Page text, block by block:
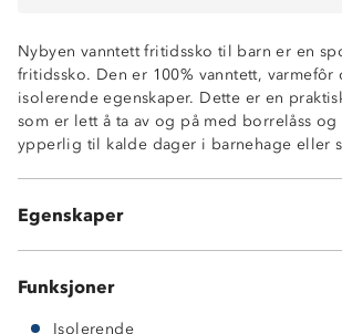
Nybyen vanntett fritidssko til barn er en
fritidssko. Den er 100% vanntett,
isolerende egenskaper. Dette er en
som er lett å ta av og på med borrelåss
ypperlig til kalde dager i barnehage eller
Egenskaper
100% vanntett
Borrelås + strikklisser
Funksjoner
Isolerende